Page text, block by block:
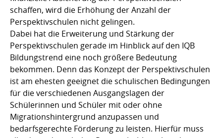
schaffen, wird die Erhöhung der Anzahl der
Perspektivschulen nicht gelingen.
Dabei hat die Erweiterung und Stärkung der
Perspektivschulen gerade im Hinblick auf den IQB
Bildungstrend eine noch größere Bedeutung
bekommen. Denn das Konzept der Perspektivschulen
ist am ehesten geeignet die schulischen Bedingungen
für die verschiedenen Ausgangslagen der
Schülerinnen und Schüler mit oder ohne
Migrationshintergrund anzupassen und
bedarfsgerechte Förderung zu leisten. Hierfür muss